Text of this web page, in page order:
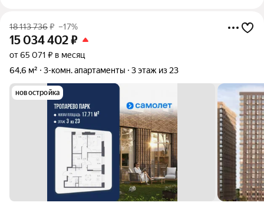
18 113 736₽ –17%
15 034 402₽
от 65 071 ₽ в месяц
64,6 м²
3-комн. апартаменты 3 этаж из 23
новостройка